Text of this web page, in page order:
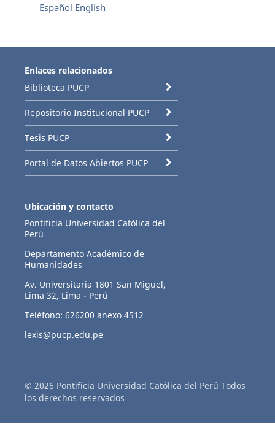
Español English
Enlaces relacionados
Biblioteca PUCP
Repositorio Institucional PUCP
Tesis PUCP
Portal de Datos Abiertos PUCP
Ubicación y contacto
Pontificia Universidad Católica del
Perú
Departamento Académico de
Humanidades
Av. Universitaria 1801 San Miguel,
Lima 32, Lima - Perú
Teléfono: 626200 anexo 4512
lexis@pucp.edu.pe
© 2026 Pontificia Universidad Católica del Perú Todos
los derechos reservados